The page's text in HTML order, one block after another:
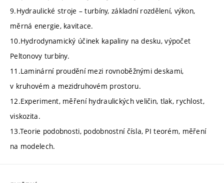
9.Hydraulické stroje – turbíny, základní rozdělení, výkon,
měrná energie, kavitace.
10.Hydrodynamický účinek kapaliny na desku, výpočet
Peltonovy turbíny.
11.Laminární proudění mezi rovnoběžnými deskami,
v kruhovém a mezidruhovém prostoru.
12.Experiment, měření hydraulických veličin, tlak, rychlost,
viskozita.
13.Teorie podobnosti, podobnostní čísla, PI teorém, měření
na modelech.